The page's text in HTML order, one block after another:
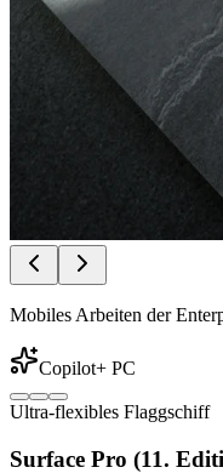
Mobiles Arbeiten der
Copilot+ PC
Ultra-flexibles Flaggschiff
Surface Pro (11.